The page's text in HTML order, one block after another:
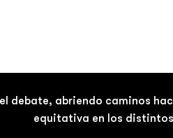
debate, abriendo caminos
equitativa en los